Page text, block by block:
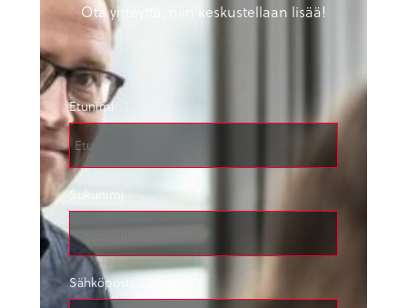
Ota yhteyttä, niin keskustellaan lisää!
Etunimi
Sukunimi
Sähköposti